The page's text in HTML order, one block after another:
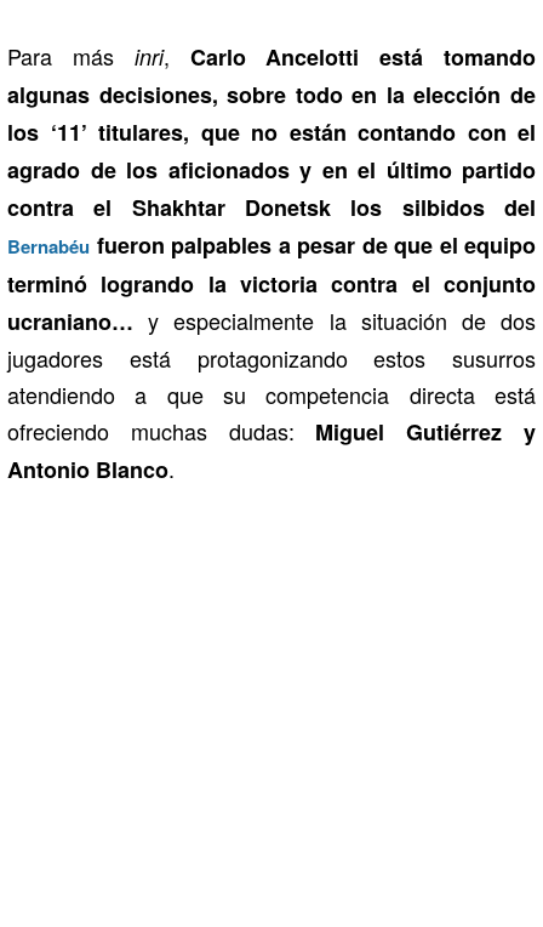
Para más inri, Carlo Ancelotti está tomando
algunas decisiones, sobre todo en la elección de
los ‘11’ titulares, que no están contando con el
agrado de los aficionados y en el último partido
contra el Shakhtar Donetsk los silbidos del
Bernabéu fueron palpables a pesar de que el equipo
terminó logrando la victoria contra el conjunto
ucraniano… y especialmente la situación de dos
jugadores está protagonizando estos susurros
atendiendo a que su competencia directa está
ofreciendo muchas dudas: Miguel Gutiérrez y
Antonio Blanco.